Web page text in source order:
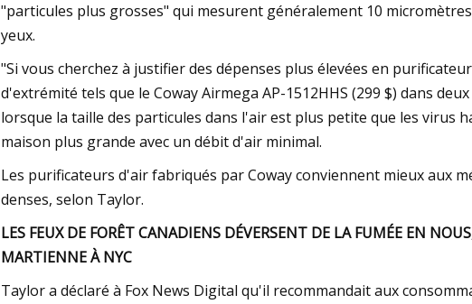
"particules plus grosses" qui mesurent généralement 10
yeux.
"Si vous cherchez à justifier des dépenses plus élevées en
d'extrémité tels que le Coway Airmega AP-1512HHS (299 $) dans
lorsque la taille des particules dans l'air est plus petite que les virus
maison plus grande avec un débit d'air minimal.
Les purificateurs d'air fabriqués par Coway conviennent mieux aux
denses, selon Taylor.
LES FEUX DE FORÊT CANADIENS DÉVERSENT DE LA FUMÉE EN
MARTIENNE À NYC
Taylor a déclaré à Fox News Digital qu'il recommandait aux